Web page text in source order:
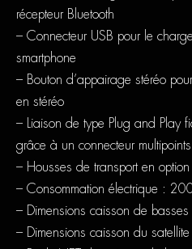
récepteur Bluetooth
– Connecteur USB pour le
smartphone
– Bouton d’appairage stéréo
en stéréo
– Liaison de type Plug and Play
grâce à un connecteur
– Housses de transport en option
– Consommation électrique :
– Dimensions caisson de
– Dimensions caisson du